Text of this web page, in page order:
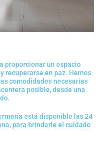
proporcionar un espacio
recuperarse en paz. Hemos
comodidades necesarias
posible, desde una
está disponible las 24
para brindarle el cuidado